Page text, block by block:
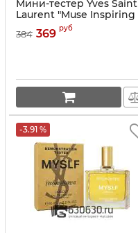
Мини-тестер Yves Saint
Laurent "Muse Inspiring
Ink" 65 ml
384 369 руб
-3.91 %